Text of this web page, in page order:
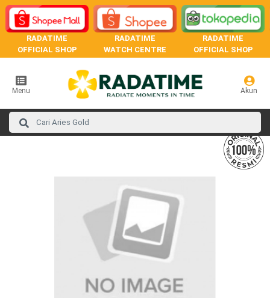
RADATIME
OFFICIAL SHOP
RADATIME
WATCH CENTRE
RADATIME
OFFICIAL SHOP
Menu Akun